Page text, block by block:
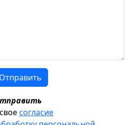
Отправить
согласие